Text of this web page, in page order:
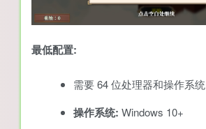
最低配置:
需要 64 位处理器和操作系统
操作系统: Windows 10+